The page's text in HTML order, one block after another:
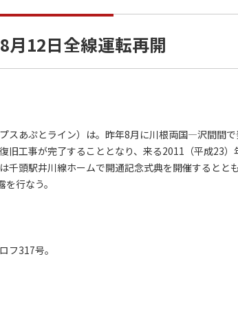
12日全線運転再開
スあぷとライン）は。昨年8月に川根両国―沢間間
旧工事が完了することとなり、来る2011（平成23
千頭駅井川線ホームで開通記念式典を開催するとと
行なう。
フ317号。